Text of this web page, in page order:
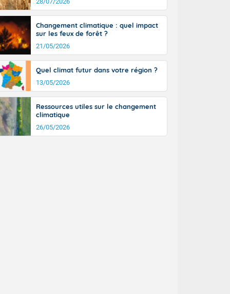
du
50-60 km/h
les
l'après-
général, 14
il fait
30 à 35
Changement climatique : quel impact
sur les feux de forêt ?
21/05/2026
Quel climat futur dans votre région ?
13/05/2026
Ressources utiles sur le changement
climatique
26/05/2026